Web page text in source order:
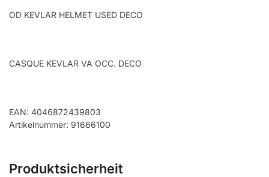
OD KEVLAR HELMET USED DECO
CASQUE KEVLAR VA OCC. DECO
EAN: 4046872439803
Artikelnummer: 91666100
Produktsicherheit